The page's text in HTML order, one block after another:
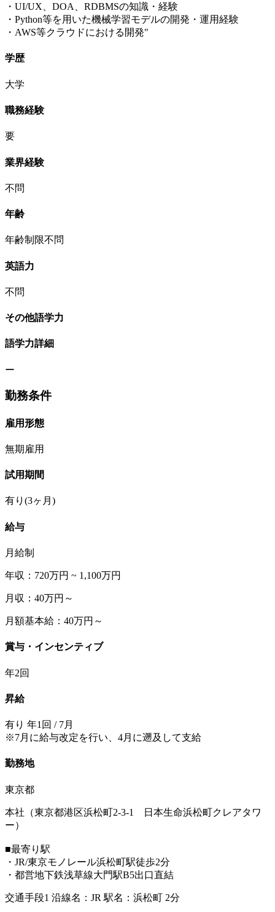
・UI/UX、DOA、RDBMSの知識・経験
・Python等を用いた機械学習モデルの開発・運用経験
・AWS等クラウドにおける開発"
学歴
大学
職務経験
要
業界経験
不問
年齢
年齢制限不問
英語力
不問
その他語学力
語学力詳細
ー
勤務条件
雇用形態
無期雇用
試用期間
有り(3ヶ月)
給与
月給制
年収：720万円 ~ 1,100万円
月収：40万円～
月額基本給：40万円～
賞与・インセンティブ
年2回
昇給
有り 年1回 / 7月
※7月に給与改定を行い、4月に遡及して支給
勤務地
東京都
本社（東京都港区浜松町2-3-1 日本生命浜松町クレアタワ
ー）
■最寄り駅
・JR/東京モノレール浜松町駅徒歩2分
・都営地下鉄浅草線大門駅B5出口直結
交通手段1 沿線名：JR 駅名：浜松町 2分